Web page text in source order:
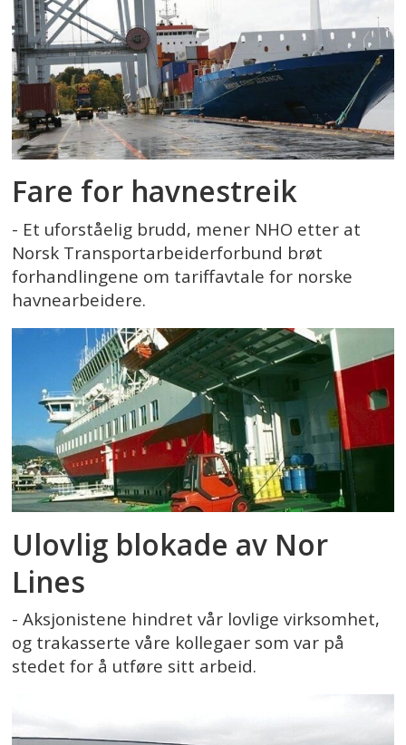
Fare for havnestreik
- Et uforståelig brudd, mener NHO etter at
Norsk Transportarbeiderforbund brøt
forhandlingene om tariffavtale for norske
havnearbeidere.
Ulovlig blokade av Nor
Lines
- Aksjonistene hindret vår lovlige virksomhet,
og trakasserte våre kollegaer som var på
stedet for å utføre sitt arbeid.